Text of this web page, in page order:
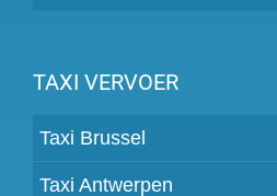
TAXI VERVOER
Taxi Brussel
Taxi Antwerpen